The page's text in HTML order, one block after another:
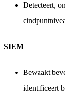
Detecteert,
SIEM
Bewaakt
identificeert